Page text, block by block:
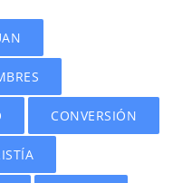
CONVERSIÓN